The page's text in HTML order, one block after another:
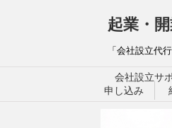
起業・
「会社設立代
会社設立サ
申し込み